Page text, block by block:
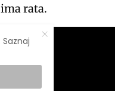
rata.